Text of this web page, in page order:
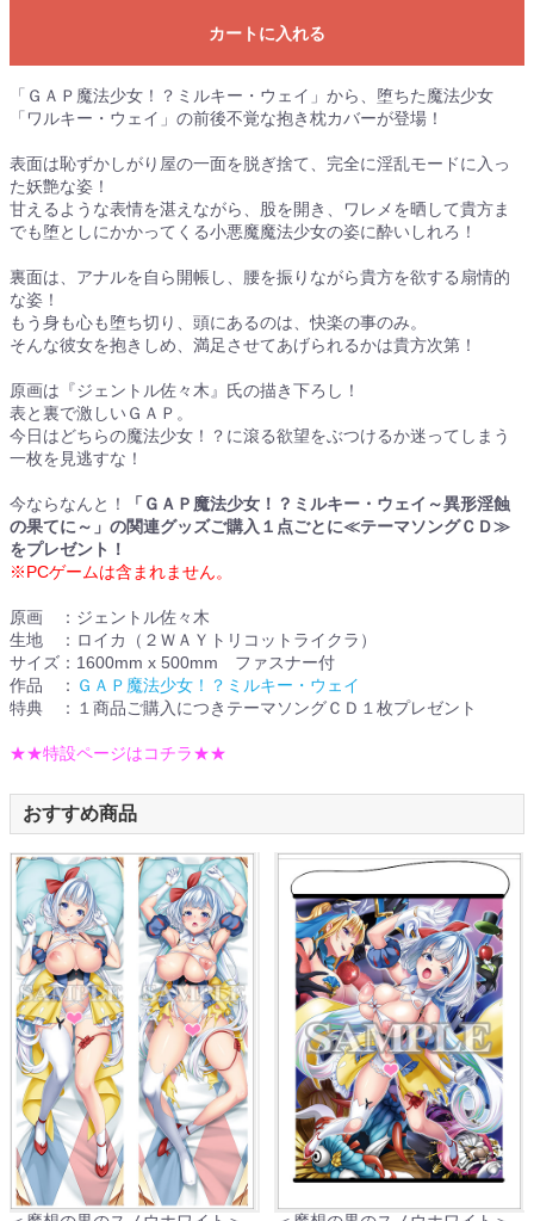
カートに入れる
「ＧＡＰ魔法少女！？ミルキー・ウェイ」から、堕ちた魔法少女
「ワルキー・ウェイ」の前後不覚な抱き枕カバーが登場！
表面は恥ずかしがり屋の一面を脱ぎ捨て、完全に淫乱モードに入っ
た妖艶な姿！
甘えるような表情を湛えながら、股を開き、ワレメを晒して貴方ま
でも堕としにかかってくる小悪魔魔法少女の姿に酔いしれろ！
裏面は、アナルを自ら開帳し、腰を振りながら貴方を欲する扇情的
な姿！
もう身も心も堕ち切り、頭にあるのは、快楽の事のみ。
そんな彼女を抱きしめ、満足させてあげられるかは貴方次第！
原画は『ジェントル佐々木』氏の描き下ろし！
表と裏で激しいＧＡＰ。
今日はどちらの魔法少女！？に滾る欲望をぶつけるか迷ってしまう
一枚を見逃すな！
今ならなんと！
「ＧＡＰ魔法少女！？ミルキー・ウェイ～異形淫蝕
の果てに～」の関連グッズご購入１点ごとに≪テーマソングＣＤ≫
をプレゼント！
※PCゲームは含まれません。
原画 ：ジェントル佐々木
生地 ：ロイカ（２ＷＡＹトリコットライクラ）
サイズ：1600mm x 500mm ファスナー付
作品 ： ＧＡＰ魔法少女！？ミルキー・ウェイ
特典 ：１商品ご購入につきテーマソングＣＤ１枚プレゼント
★★特設ページはコチラ★★
おすすめ商品